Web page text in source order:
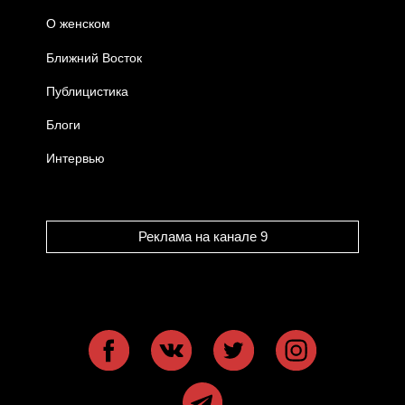
О женском
Ближний Восток
Публицистика
Блоги
Интервью
Реклама на канале 9